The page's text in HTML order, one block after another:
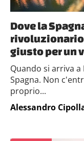
Dove la
giusto per un
Quando si arriva
Spagna. Non
proprio...
Alessandro